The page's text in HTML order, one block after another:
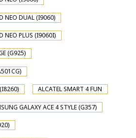
NEO DUAL (I9060)
NEO PLUS (I9060I)
(G925)
ALCATEL SMART 4 FUN
GALAXY ACE 4 STYLE (G357)